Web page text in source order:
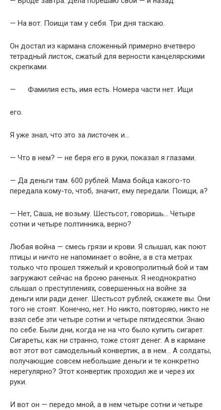
— На вот. Поищи там у себя. Три дня таскаю.
Он достал из кармана сложенный примерно вчетверо
тетрадный листок, сжатый для верности канцелярскими
скрепками.
— Фамилия есть, имя есть. Номера части нет. Ищи
его.
Я уже знал, что это за листочек и…
— Что в нем? — не беря его в руки, показал я гла­зами.
— Да деньги там. 600 рублей. Мама бойца какого-то
передала кому-то, чтоб, значит, ему передали. По­ищи, а?
— Нет, Саша, не возьму. Шестьсот, говоришь… Четы­ре
сотни и четыре полтинника, верно?
Любая война — смесь грязи и крови. Я слышал, как поют
птицы и ничто не напоминает о войне, а в ста мет­рах
только что прошел тяжелый и кровопролитный бой и там
загружают сейчас на броню раненых. Я неодно­кратно
слышал о преступлениях, совершенных на войне за
деньги или ради денег. Шестьсот рублей, скажете вы. Они
того не стоят. Конечно, нет. Но никто, повторяю, ни­кто не
взял себе эти четыре сотни и четыре пятидесятки. Знаю
по себе. Были дни, когда не на что было купить си­гарет.
Сигареты, как ни странно, тоже стоят денег. А в кармане
вот этот вот самодельный конвертик, а в нем… А солдаты,
получающие совсем небольшие деньги и те конкретно
нерегулярно? Этот конвертик проходил же и через их
руки.
И вот он — передо мной, а в нем четыре сотни и четы­ре